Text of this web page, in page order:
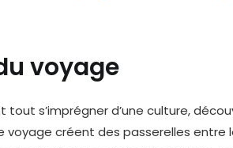
voyage
tout s’imprégner d’une culture,
voyage créent des passerelles entre